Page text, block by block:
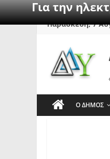
Για την
SkipΠαρασκευή, 7
Ο ΔΗΜΟΣ